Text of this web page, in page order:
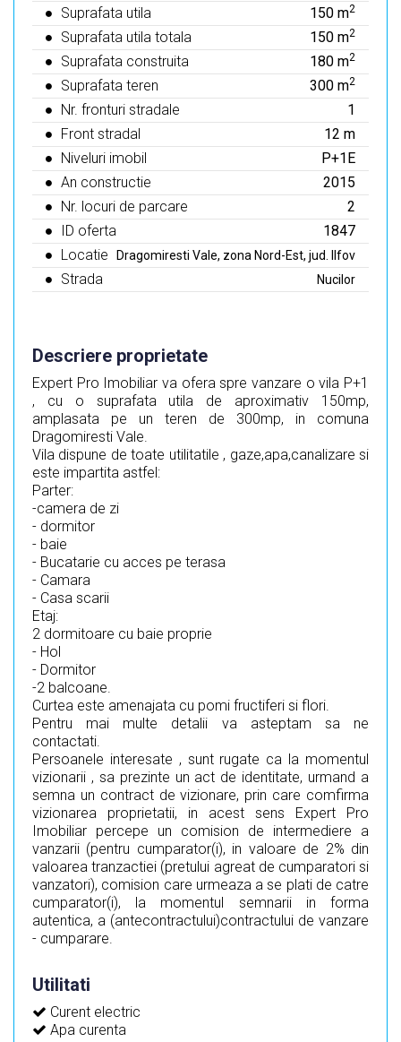
Suprafata utila
150 m2
Suprafata utila totala 150 m2
Suprafata construita 180 m2
Suprafata teren 300 m2
Nr. fronturi stradale
1
Front stradal
12 m
Niveluri imobil
P+1E
An constructie
2015
Nr. locuri de parcare
2
ID oferta
1847
Locatie
Dragomiresti Vale, zona Nord-Est, jud. Ilfov
Strada Nucilor
Descriere proprietate
Expert Pro Imobiliar va ofera spre vanzare o vila P+1
, cu o suprafata utila de aproximativ 150mp,
amplasata pe un teren de 300mp, in comuna
Dragomiresti Vale.
Vila dispune de toate utilitatile , gaze,apa,canalizare si
este impartita astfel:
Parter:
-camera de zi
- dormitor
- baie
- Bucatarie cu acces pe terasa
- Camara
- Casa scarii
Etaj:
2 dormitoare cu baie proprie
- Hol
- Dormitor
-2 balcoane.
Curtea este amenajata cu pomi fructiferi si flori.
Pentru mai multe detalii va asteptam sa ne
contactati.
Persoanele interesate , sunt rugate ca la momentul
vizionarii , sa prezinte un act de identitate, urmand a
semna un contract de vizionare, prin care comfirma
vizionarea proprietatii, in acest sens Expert Pro
Imobiliar percepe un comision de intermediere a
vanzarii (pentru cumparator(i), in valoare de 2% din
valoarea tranzactiei (pretului agreat de cumparatori si
vanzatori), comision care urmeaza a se plati de catre
cumparator(i), la momentul semnarii in forma
autentica, a (antecontractului)contractului de vanzare
- cumparare.
Utilitati
Curent electric
Apa curenta